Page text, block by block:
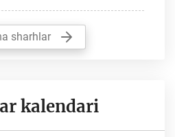
sharhlar
kalendari